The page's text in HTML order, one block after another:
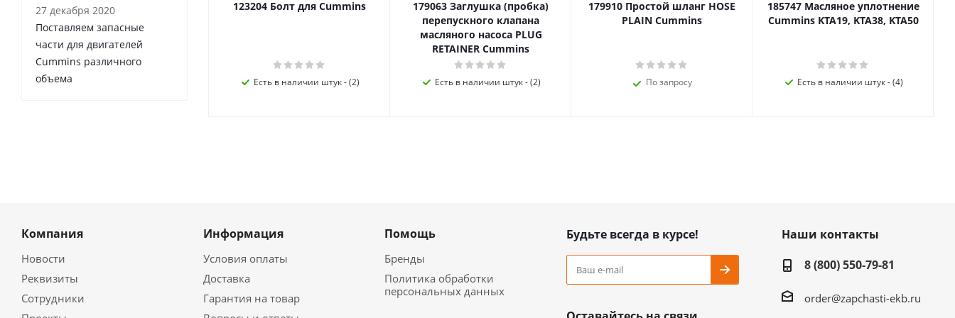
123204 Болт для Cummins
Есть в наличии штук - (2)
179063 Заглушка (пробка)
перепускного клапана
масляного насоса PLUG
RETAINER Cummins
Есть в наличии штук - (2)
179910 Простой шланг HOSE
PLAIN Cummins
По запросу
185747 Масляное уплотнение
Cummins KTA19, KTA38, KTA50
Есть в наличии штук - (4)
27 декабря 2020
Поставляем запасные
части для двигателей
Cummins различного
объема
Компания
Новости
Реквизиты
Сотрудники
Информация
Условия оплаты
Доставка
Гарантия на товар
Помощь
Бренды
Политика обработки
персональных данных
Будьте всегда в курсе!
Наши контакты
8 (800) 550-79-81
order@zapchasti-ekb.ru